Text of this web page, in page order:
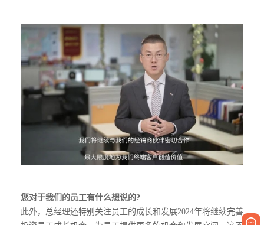
您对于我们的员工有什么想说的?
此外，总经理还特别关注员工的成长和发展2024年将继续完善